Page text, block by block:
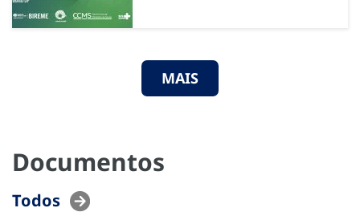
MAIS
Documentos
Todos